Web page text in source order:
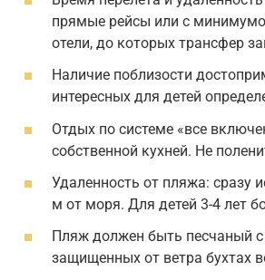
прямые рейсы или с
отели, до которых трансфер
Наличие поблизости
интересных для детей
Отдых по системе «все
собственной кухней. Не
Удаленность от пляжа: сразу
м от моря. Для детей 3-4 лет
Пляж должен быть песчаный
защищенных от ветра бухтах